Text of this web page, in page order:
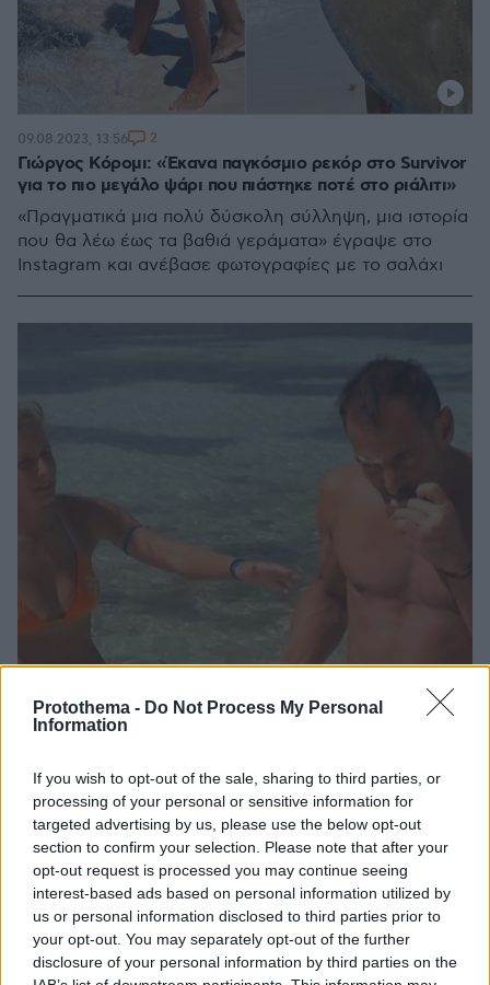
Protothema - Do Not Process My Personal
Information
If you wish to opt-out of the sale, sharing to third parties, or
processing of your personal or sensitive information for
targeted advertising by us, please use the below opt-out
section to confirm your selection. Please note that after your
opt-out request is processed you may continue seeing
interest-based ads based on personal information utilized by
us or personal information disclosed to third parties prior to
your opt-out. You may separately opt-out of the further
disclosure of your personal information by third parties on the
Γιώργος Κόρομι: «Έκανα παγκόσμιο ρεκόρ στο Survivor
για το πιο μεγάλο ψάρι που πιάστηκε ποτέ στο ριάλιτι»
«Πραγματικά μια πολύ δύσκολη σύλληψη, μια ιστορία
που θα λέω έως τα βαθιά γεράματα» έγραψε στο
Instagram και ανέβασε φωτογραφίες με το σαλάχι
09.08.2023, 13:56 2
Ο Σώζων Παλαίστρος Χάρος έφαγε ωμό σαλάχι στο
Survivor All Star και η Στέλλα Ανδρεάδου αηδίασε
«Η εικόνα που αντίκρισα με έκανε να αηδιάσω, να
σιχαθώ και ήταν λες και έβλεπα ταινία Χάνιμπαλ»,
είπε η παίκτρια
06.02.2023, 08:09 2